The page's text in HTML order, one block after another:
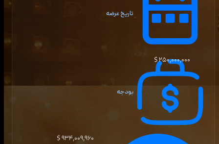
تاریخ عرضه
بودجه
۲۵۰٬۰۰۰٬۰۰۰ $
۹۳۴٬۰۰۹٬۹۶۰ $